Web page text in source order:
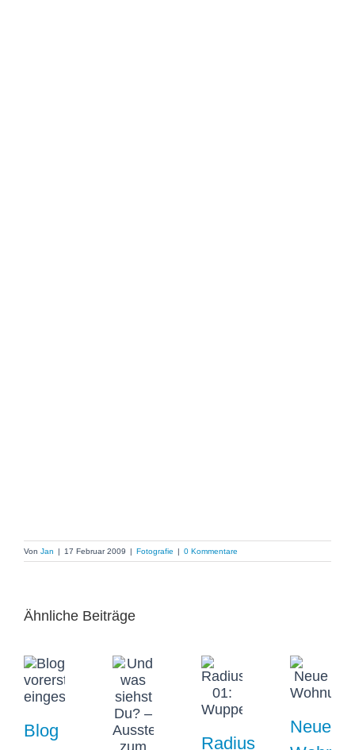
Von Jan | 17 Februar 2009 | Fotografie | 0 Kommentare
Ähnliche Beiträge
Blog
Radius
Neue